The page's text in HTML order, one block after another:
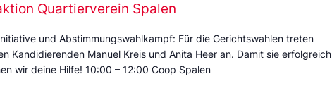
Quartierverein Spalen
und Abstimmungswahlkampf: Für die Gerichtswahlen treten
Kandidierenden Manuel Kreis und Anita Heer an. Damit sie erfolgreich
wir deine Hilfe! 10:00 – 12:00 Coop Spalen